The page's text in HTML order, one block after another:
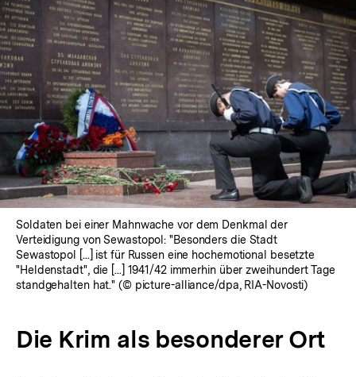
Soldaten bei einer Mahnwache vor dem Denkmal der
Verteidigung von Sewastopol: "Besonders die Stadt
Sewastopol [...] ist für Russen eine hochemotional besetzte
"Heldenstadt", die [...] 1941/42 immerhin über zweihundert Tage
standgehalten hat." (© picture-alliance/dpa, RIA-Novosti)
Die Krim als besonderer Ort